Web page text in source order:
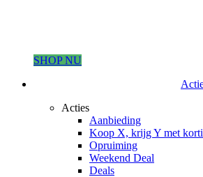
SHOP NU
Acties
Aanbieding
Koop X, krijg Y met
Opruiming
Weekend Deal
Deals